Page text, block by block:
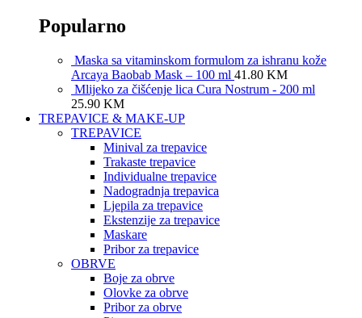
Popularno
Maska sa vitaminskom formulom za ishranu kože
Arcaya Baobab Mask – 100 ml 41.80 KM
Mlijeko za čišćenje lica Cura Nostrum - 200 ml
25.90 KM
TREPAVICE & MAKE-UP
TREPAVICE
Minival za trepavice
Trakaste trepavice
Individualne trepavice
Nadogradnja trepavica
Ljepila za trepavice
Ekstenzije za trepavice
Maskare
Pribor za trepavice
OBRVE
Boje za obrve
Olovke za obrve
Pribor za obrve